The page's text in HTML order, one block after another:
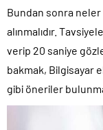
Bundan sonra neler
alınmalıdır.
verip 20 saniye
bakmak, Bilgisayar
gibi öneriler